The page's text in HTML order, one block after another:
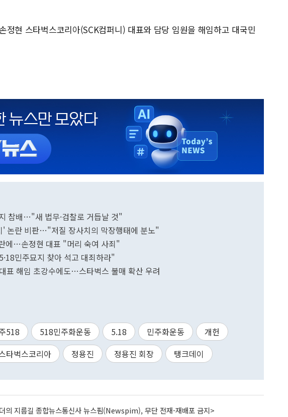
정현 스타벅스코리아(SCK컴퍼니) 대표와 담당 임원을 해임하고 대국민
참배…"새 법무·검찰로 거듭날 것"
' 논란 비판…"저질 장사치의 막장행태에 분노"
에…손정현 대표 "머리 숙여 사죄"
민주묘지 찾아 석고 대죄하라"
표 해임 초강수에도…스타벅스 불매 확산 우려
518 518민주화운동 5.18 민주화운동
개헌
타벅스코리아 정용진 정용진 회장 탱크데이
의 지름길 종합뉴스통신사 뉴스핌(Newspim), 무단 전재-재배포 금지>